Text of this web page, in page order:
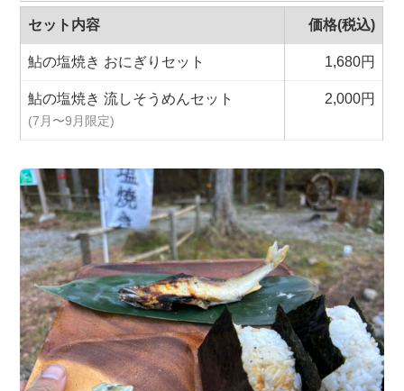
セット内容 価格(税込)
鮎の塩焼き おにぎりセット 1,680円
鮎の塩焼き 流しそうめんセット
(7月〜9月限定)
2,000円